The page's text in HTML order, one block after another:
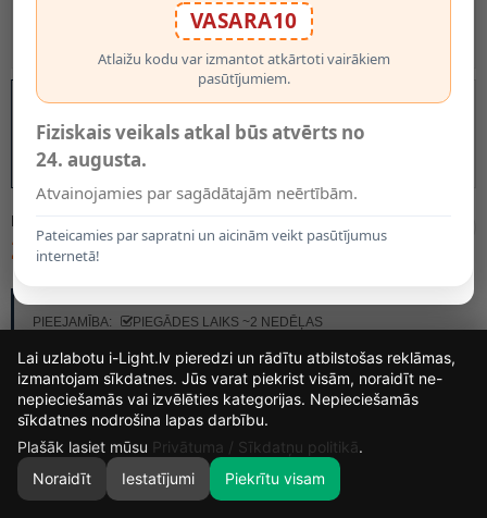
0
MODELIS:
20.70€
PIEEJAMĪBA:
PIEGĀDES LAIKS ~2 NEDĒĻAS
VASARA10
Atlaižu kodu var izmantot atkārtoti vairākiem
pasūtījumiem.
Fiziskais veikals atkal būs atvērts no
24. augusta.
Atvainojamies par sagādātajām neērtībām.
Pateicamies par sapratni un aicinām veikt pasūtījumus
internetā!
16
DIENAS
18
STUNDAS
37
MIN.
25
Lai uzlabotu i-Light.lv pieredzi un rādītu atbilstošas reklāmas,
izmantojam sīkdatnes. Jūs varat piekrist visām, noraidīt ne-
nepieciešamās vai izvēlēties kategorijas. Nepieciešamās
sīkdatnes nodrošina lapas darbību.
Plašāk lasiet mūsu Privātuma / Sīkdatņu politikā.
Noraidīt
Iestatījumi Piekrītu visam